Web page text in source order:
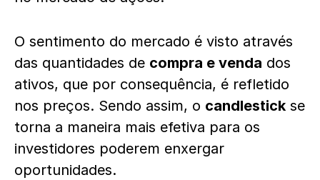
O sentimento do mercado é visto através
das quantidades de compra e venda dos
ativos, que por consequência, é refletido
nos preços. Sendo assim, o candlestick se
torna a maneira mais efetiva para os
investidores poderem enxergar
oportunidades.